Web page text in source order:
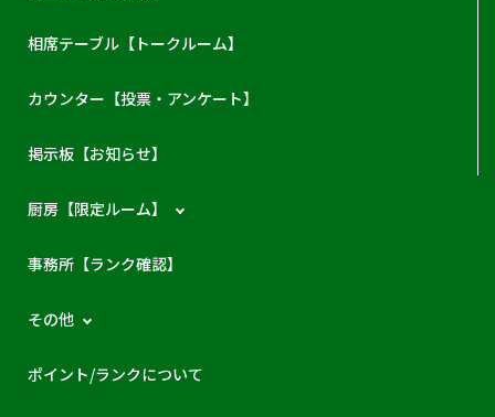
相席テーブル【トークルーム】
カウンター【投票・アンケート】
掲示板【お知らせ】
厨房【限定ルーム】
事務所【ランク確認】
その他
ポイント/ランクについて